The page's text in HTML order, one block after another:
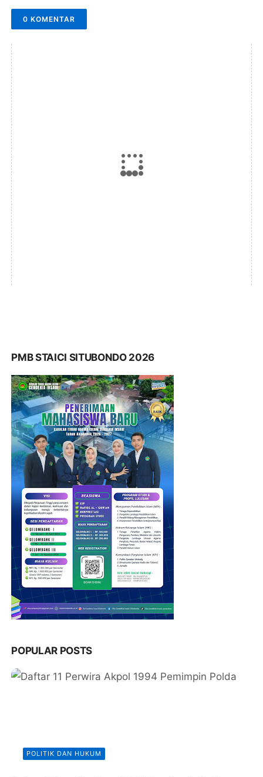
0 KOMENTAR
PMB STAICI SITUBONDO 2026
POPULAR POSTS
POLITIK DAN HUKUM